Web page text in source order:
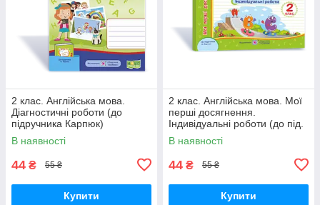
2 клас. Англійська мова.
Діагностичні роботи (до
підручника Карпюк)
Башкірова О. Підручники і
посібники
В наявності
44 ₴ 55 ₴
Купити
2 клас. Англійська мова. Мої
перші досягнення.
Індивідуальні роботи (до під.
Карпюк) Доценко І.Євчук О.
ПіП
В наявності
44 ₴ 55 ₴
Купити